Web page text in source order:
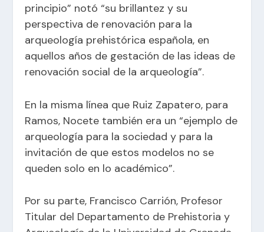
principio” notó “su brillantez y su
perspectiva de renovación para la
arqueología prehistórica española, en
aquellos años de gestación de las ideas de
renovación social de la arqueología”.
En la misma línea que Ruiz Zapatero, para
Ramos, Nocete también era un “ejemplo de
arqueología para la sociedad y para la
invitación de que estos modelos no se
queden solo en lo académico”.
Por su parte, Francisco Carrión, Profesor
Titular del Departamento de Prehistoria y